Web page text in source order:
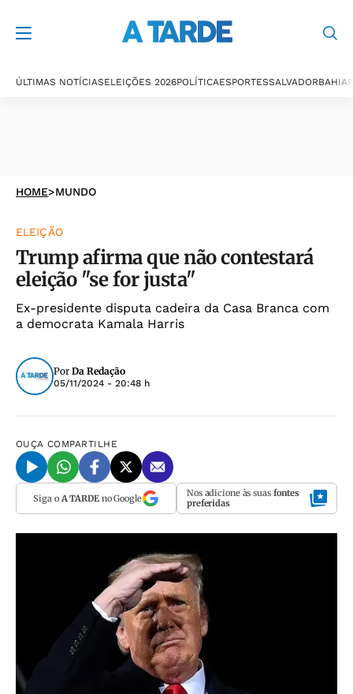
ÚLTIMAS NOTÍCIASELEIÇÕES 2026POLÍTICAESPORTESSALVADORBAHIA
HOME>MUNDO
ELEIÇÃO
Trump afirma que não contestará
eleição "se for justa"
Ex-presidente disputa cadeira da Casa Branca com
a democrata Kamala Harris
Por Da Redação
05/11/2024 - 20:48 h
OUÇA COMPARTILHE
Siga o A TARDEno Google Nos adicione às suas fontes
preferidas